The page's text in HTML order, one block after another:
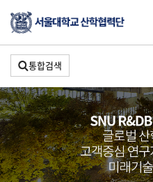
통합검색